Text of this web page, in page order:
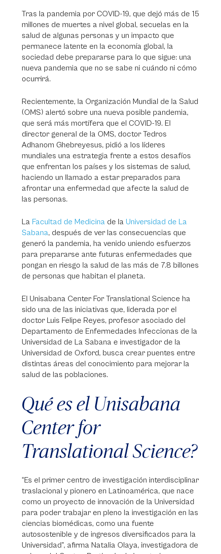
Tras la pandemia por COVID-19, que dejó más de 15
millones de muertes a nivel global, secuelas en la
salud de algunas personas y un impacto que
permanece latente en la economía global, la
sociedad debe prepararse para lo que sigue: una
nueva pandemia que no se sabe ni cuándo ni cómo
ocurrirá.
Recientemente, la Organización Mundial de la Salud
(OMS) alertó sobre una nueva posible pandemia,
que será más mortífera que el COVID-19. El
director general de la OMS, doctor Tedros
Adhanom Ghebreyesus, pidió a los líderes
mundiales una estrategia frente a estos desafíos
que enfrentan los países y los sistemas de salud,
haciendo un llamado a estar preparados para
afrontar una enfermedad que afecte la salud de
las personas.
La Facultad de Medicina de la Universidad de La
Sabana, después de ver las consecuencias que
generó la pandemia, ha venido uniendo esfuerzos
para prepararse ante futuras enfermedades que
pongan en riesgo la salud de las más de 7.8 billones
de personas que habitan el planeta.
El Unisabana Center For Translational Science ha
sido una de las iniciativas que, liderada por el
doctor Luis Felipe Reyes, profesor asociado del
Departamento de Enfermedades Infeccionas de la
Universidad de La Sabana e investigador de la
Universidad de Oxford, busca crear puentes entre
distintas áreas del conocimiento para mejorar la
salud de las poblaciones.
Qué es el Unisabana
Center for
Translational Science?
“Es el primer centro de investigación interdisciplinar
traslacional y pionero en Latinoamérica, que nace
como un proyecto de innovación de la Universidad
para poder trabajar en pleno la investigación en las
ciencias biomédicas, como una fuente
autosostenible y de ingresos diversificados para la
Universidad”, afirma Natalia Olaya, investigadora de